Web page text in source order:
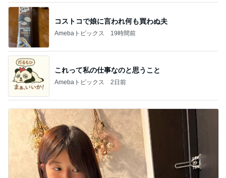
コストコで娘に言われ何も買わぬ夫
Amebaトピックス 19時間前
これって私の仕事なのと思うこと
Amebaトピックス 2日前